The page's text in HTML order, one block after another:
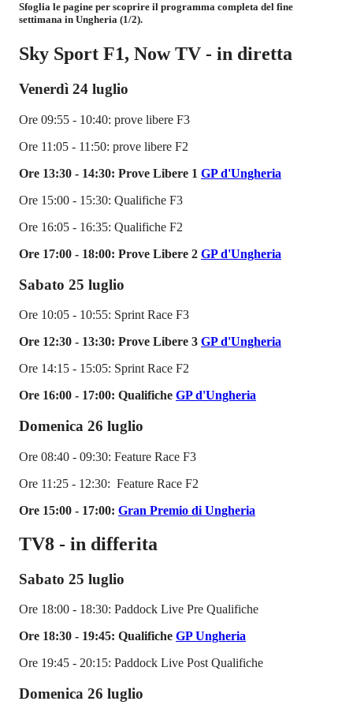
Sfoglia le pagine per scoprire il programma completa del fine
settimana in Ungheria (1/2).
Sky Sport F1, Now TV - in diretta
Venerdì 24 luglio
Ore 09:55 - 10:40: prove libere F3
Ore 11:05 - 11:50: prove libere F2
Ore 13:30 - 14:30: Prove Libere 1 GP d'Ungheria
Ore 15:00 - 15:30: Qualifiche F3
Ore 16:05 - 16:35: Qualifiche F2
Ore 17:00 - 18:00: Prove Libere 2 GP d'Ungheria
Sabato 25 luglio
Ore 10:05 - 10:55: Sprint Race F3
Ore 12:30 - 13:30: Prove Libere 3 GP d'Ungheria
Ore 14:15 - 15:05: Sprint Race F2
Ore 16:00 - 17:00: Qualifiche GP d'Ungheria
Domenica 26 luglio
Ore 08:40 - 09:30: Feature Race F3
Ore 11:25 - 12:30: Feature Race F2
Ore 15:00 - 17:00: Gran Premio di Ungheria
TV8 - in differita
Sabato 25 luglio
Ore 18:00 - 18:30: Paddock Live Pre Qualifiche
Ore 18:30 - 19:45: Qualifiche GP Ungheria
Ore 19:45 - 20:15: Paddock Live Post Qualifiche
Domenica 26 luglio